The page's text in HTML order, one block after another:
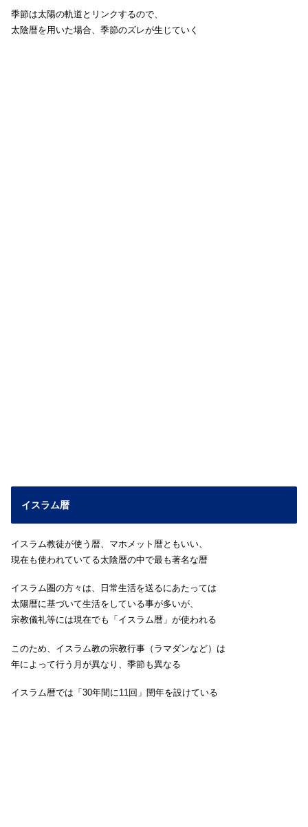
季節は太陽の軌道とリンクするので、
太陰暦を用いた場合、季節のズレが生じていく
イスラム暦
イスラム教徒が使う暦、マホメット暦ともいい、
現在も使われていてる太陰暦の中で最も著名な暦
イスラム圏の方々は、日常生活を送るにあたっては
太陽暦に基づいて生活をしている事が多いが、
宗教儀礼等には現在でも「イスラム暦」が使われる
このため、イスラム教の宗教行事（ラマダンなど）は
年によって行う月が異なり、季節も異なる
イスラム暦では「30年間に11回」閏年を設けている